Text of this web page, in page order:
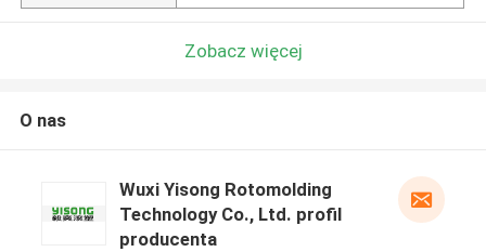
Zobacz więcej
O nas
Wuxi Yisong Rotomolding
Technology Co., Ltd. profil
producenta